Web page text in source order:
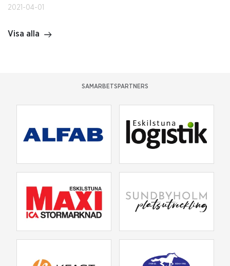
2021-04-01
Visa alla
SAMARBETSPARTNERS